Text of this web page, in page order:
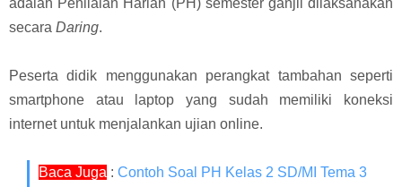
adalah Penilaian Harian (PH) semester ganjil dilaksanakan
secara Daring.
Peserta didik menggunakan perangkat tambahan seperti
smartphone atau laptop yang sudah memiliki koneksi
internet untuk menjalankan ujian online.
Baca Juga : Contoh Soal PH Kelas 2 SD/MI Tema 3